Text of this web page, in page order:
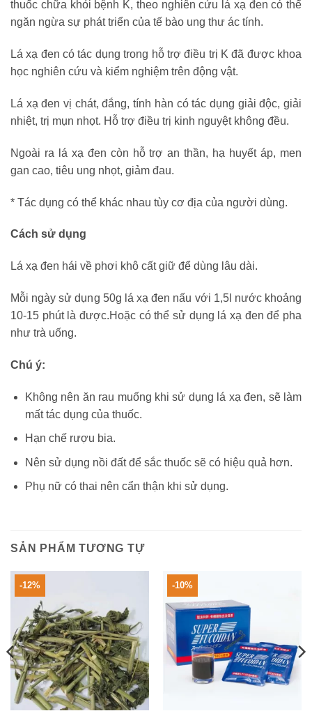
thuốc chữa khỏi bệnh K, theo nghiên cứu lá xạ đen có thể
ngăn ngừa sự phát triển của tế bào ung thư ác tính.
Lá xạ đen có tác dụng trong hỗ trợ điều trị K đã được khoa
học nghiên cứu và kiểm nghiệm trên động vật.
Lá xạ đen vị chát, đắng, tính hàn có tác dụng giải độc, giải
nhiệt, trị mụn nhọt. Hỗ trợ điều trị kinh nguyệt không đều.
Ngoài ra lá xạ đen còn hỗ trợ an thần, hạ huyết áp, men
gan cao, tiêu ung nhọt, giảm đau.
* Tác dụng có thể khác nhau tùy cơ địa của người dùng.
Cách sử dụng
Lá xạ đen hái về phơi khô cất giữ để dùng lâu dài.
Mỗi ngày sử dụng 50g lá xạ đen nấu với 1,5l nước khoảng
10-15 phút là được.Hoặc có thể sử dụng lá xạ đen để pha
như trà uống.
Chú ý:
Không nên ăn rau muống khi sử dụng lá xạ đen, sẽ làm
mất tác dụng của thuốc.
Hạn chế rượu bia.
Nên sử dụng nồi đất để sắc thuốc sẽ có hiệu quả hơn.
Phụ nữ có thai nên cẩn thận khi sử dụng.
SẢN PHẨM TƯƠNG TỰ
-12% -10%